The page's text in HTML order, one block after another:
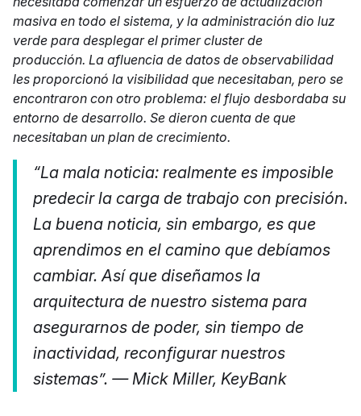
masiva en todo el sistema, y la administración dio luz
verde para desplegar el primer cluster de
producción. La afluencia de datos de observabilidad
les proporcionó la visibilidad que necesitaban, pero se
encontraron con otro problema: el flujo desbordaba su
entorno de desarrollo. Se dieron cuenta de que
necesitaban un plan de crecimiento.
“La mala noticia: realmente es imposible
predecir la carga de trabajo con precisión.
La buena noticia, sin embargo, es que
aprendimos en el camino que debíamos
cambiar. Así que diseñamos la
arquitectura de nuestro sistema para
asegurarnos de poder, sin tiempo de
inactividad, reconfigurar nuestros
sistemas”. — Mick Miller, KeyBank